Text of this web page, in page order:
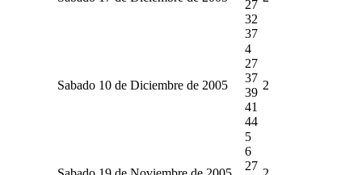
27
32
37
Sabado 10 de Diciembre de 2005
4
27
37
39
41
44
2
5
6
27